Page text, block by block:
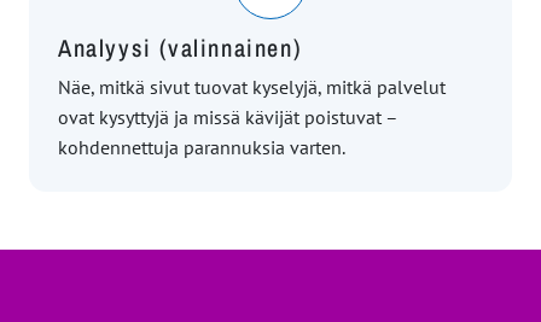
Analyysi (valinnainen)
Näe, mitkä sivut tuovat kyselyjä, mitkä palvelut
ovat kysyttyjä ja missä kävijät poistuvat –
kohdennettuja parannuksia varten.